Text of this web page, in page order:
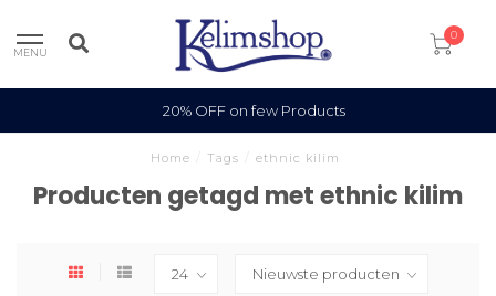
MENU
0
20% OFF on few Products
Home Tags ethnic kilim
Producten getagd met ethnic kilim